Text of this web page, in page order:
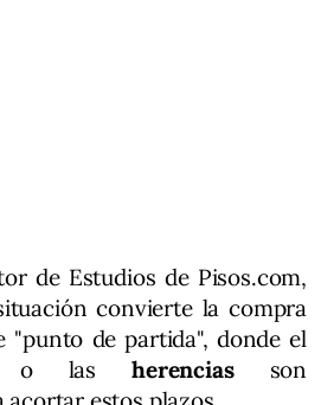
de Estudios de Pisos.com,
convierte la compra
"punto de partida", donde el
lasherencias son